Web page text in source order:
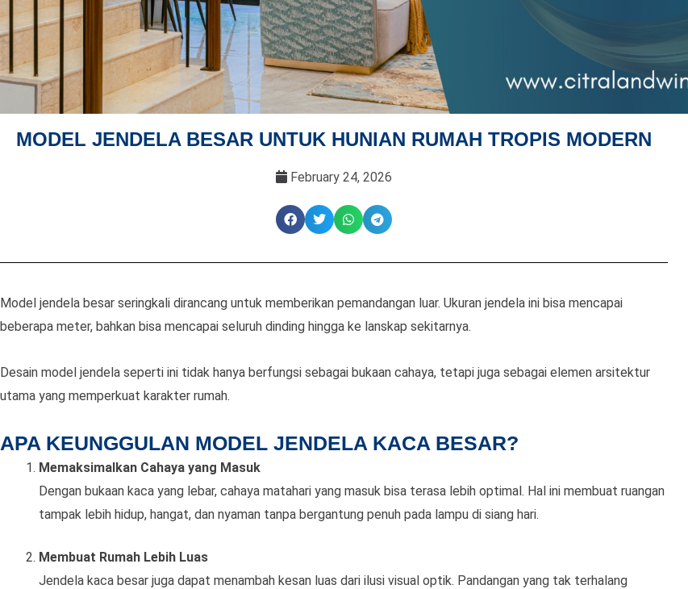
MODEL JENDELA BESAR UNTUK HUNIAN RUMAH TROPIS MODERN
February 24, 2026
Model jendela besar seringkali dirancang untuk memberikan pemandangan luar. Ukuran jendela ini bisa mencapai
beberapa meter, bahkan bisa mencapai seluruh dinding hingga ke lanskap sekitarnya.
Desain model jendela seperti ini tidak hanya berfungsi sebagai bukaan cahaya, tetapi juga sebagai elemen arsitektur
utama yang memperkuat karakter rumah.
APA KEUNGGULAN MODEL JENDELA KACA BESAR?
Memaksimalkan Cahaya yang Masuk
Dengan bukaan kaca yang lebar, cahaya matahari yang masuk bisa terasa lebih optimal. Hal ini membuat ruangan
tampak lebih hidup, hangat, dan nyaman tanpa bergantung penuh pada lampu di siang hari.
Membuat Rumah Lebih Luas
Jendela kaca besar juga dapat menambah kesan luas dari ilusi visual optik. Pandangan yang tak terhalang